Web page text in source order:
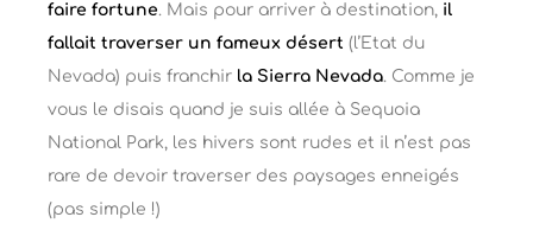
faire fortune. Mais pour arriver à destination, il
fallait traverser un fameux désert (l’Etat du
Nevada) puis franchir la Sierra Nevada. Comme je
vous le disais quand je suis allée à Sequoia
National Park, les hivers sont rudes et il n’est pas
rare de devoir traverser des paysages enneigés
(pas simple !)